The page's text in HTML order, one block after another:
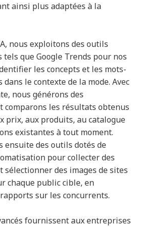
ainsi plus adaptées à la
nous exploitons des outils
tels que Google Trends pour nos
les concepts et les mots-
dans le contexte de la mode. Avec
nous générons des
comparons les résultats obtenus
prix, aux produits, au catalogue
existantes à tout moment.
ensuite des outils dotés de
pour collecter des
des images de sites
chaque public cible, en
sur les concurrents.
fournissent aux entreprises